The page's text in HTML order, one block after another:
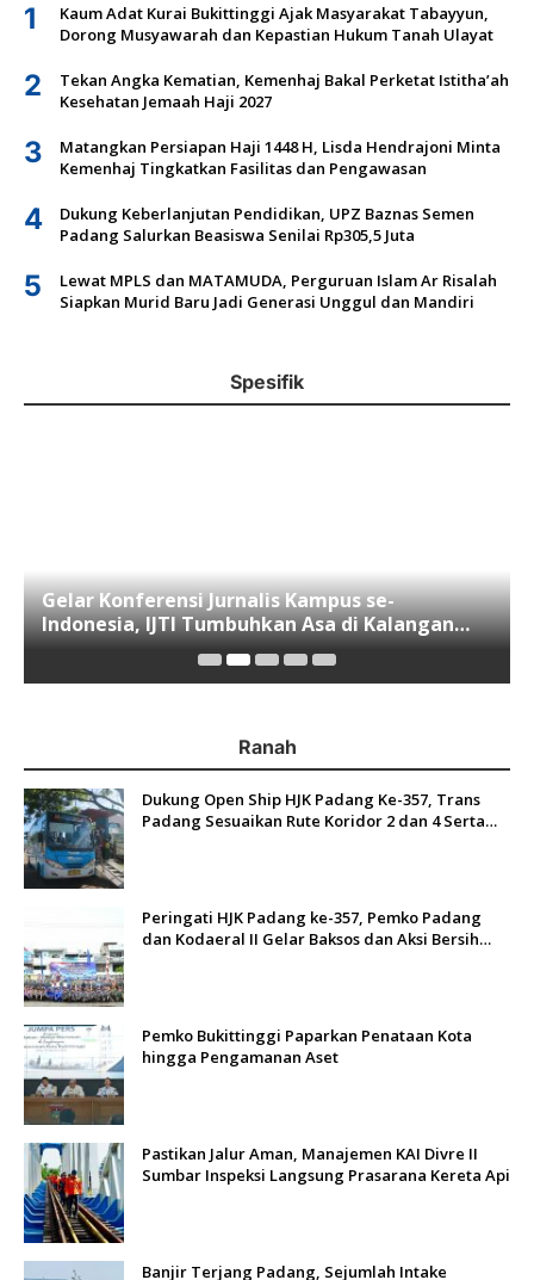
1
Kaum Adat Kurai Bukittinggi Ajak Masyarakat Tabayyun,
Dorong Musyawarah dan Kepastian Hukum Tanah Ulayat
2
Tekan Angka Kematian, Kemenhaj Bakal Perketat Istitha’ah
Kesehatan Jemaah Haji 2027
3
Matangkan Persiapan Haji 1448 H, Lisda Hendrajoni Minta
Kemenhaj Tingkatkan Fasilitas dan Pengawasan
4
Dukung Keberlanjutan Pendidikan, UPZ Baznas Semen
Padang Salurkan Beasiswa Senilai Rp305,5 Juta
5
Lewat MPLS dan MATAMUDA, Perguruan Islam Ar Risalah
Siapkan Murid Baru Jadi Generasi Unggul dan Mandiri
Spesifik
Gelar Konferensi Jurnalis Kampus se-
Indonesia, IJTI Tumbuhkan Asa di Kalangan
Jurnalis Muda di Era Disruspi Digital
Ranah
Dukung Open Ship HJK Padang Ke-357, Trans
Padang Sesuaikan Rute Koridor 2 dan 4 Serta
Peringati HJK Padang ke-357, Pemko Padang
dan Kodaeral II Gelar Baksos dan Aksi Bersih
Pemko Bukittinggi Paparkan Penataan Kota
hingga Pengamanan Aset
Pastikan Jalur Aman, Manajemen KAI Divre II
Sumbar Inspeksi Langsung Prasarana Kereta Api
Banjir Terjang Padang, Sejumlah Intake